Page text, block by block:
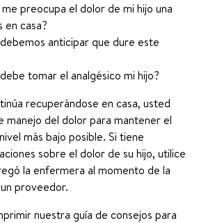
me preocupa el dolor de mi hijo una
en casa?
anticipar que dure este
tomar el analgésico mi hijo?
recuperándose en casa, usted
manejo del dolor para mantener el
más bajo posible. Si tiene
sobre el dolor de su hijo, utilice
la enfermera al momento de la
proveedor.
nuestra guía de consejos para